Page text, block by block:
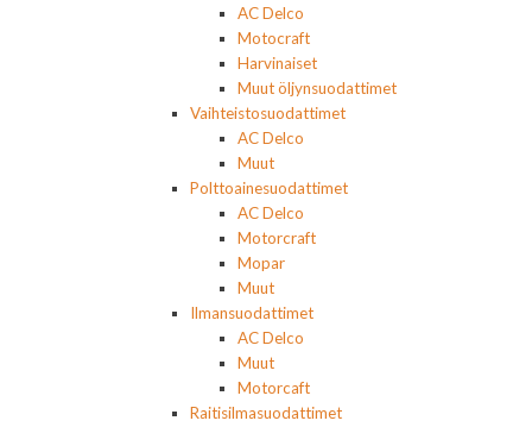
AC Delco
Motocraft
Harvinaiset
Muut öljynsuodattimet
Vaihteistosuodattimet
AC Delco
Muut
Polttoainesuodattimet
AC Delco
Motorcraft
Mopar
Muut
Ilmansuodattimet
AC Delco
Muut
Motorcaft
Raitisilmasuodattimet